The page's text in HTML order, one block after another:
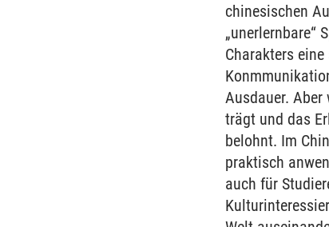
chinesischen
„unerlernbare“
Charakters
Ausdauer.
trägt und das
belohnt. Im
praktisch
auch für